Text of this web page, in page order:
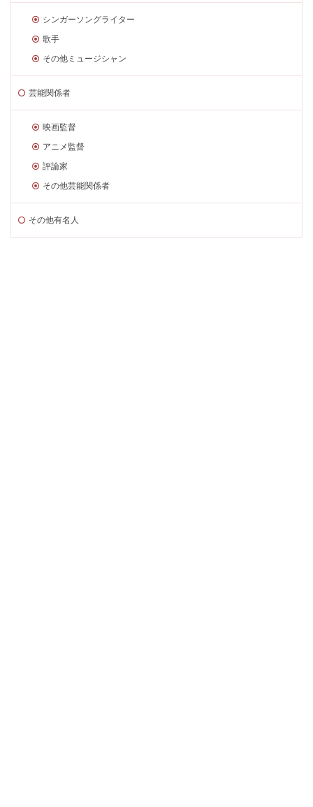
シンガーソングライター
歌手
その他ミュージシャン
芸能関係者
映画監督
アニメ監督
評論家
その他芸能関係者
その他有名人